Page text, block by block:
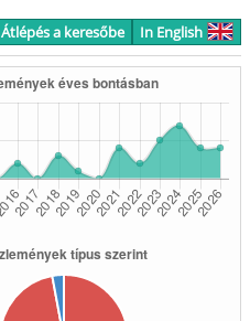
Átlépés a keresőbe In English